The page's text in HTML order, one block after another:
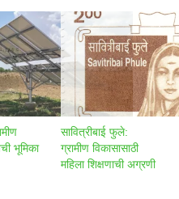
भूमिका
सावित्रीबाई फुले:
ग्रामीण विकासासाठी
महिला शिक्षणाची अग्रणी